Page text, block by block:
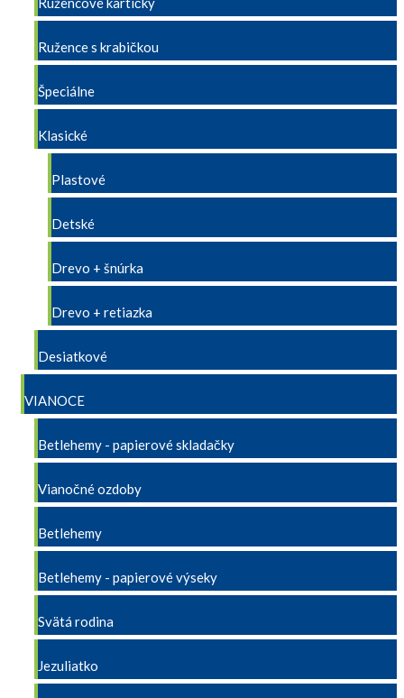
Ružence s krabičkou
Špeciálne
Klasické
Plastové
Detské
Drevo + šnúrka
Drevo + retiazka
Desiatkové
VIANOCE
Betlehemy - papierové skladačky
Vianočné ozdoby
Betlehemy
Betlehemy - papierové výseky
Svätá rodina
Jezuliatko